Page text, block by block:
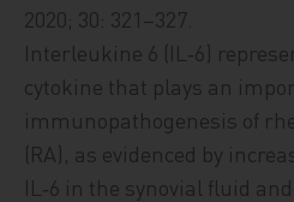
2020; 30: 321–327.
Interleukine 6 (IL‑6)
cytokine that plays an
immunopathogenesis of
(RA), as evidenced by
IL‑6 in the synovial fluid